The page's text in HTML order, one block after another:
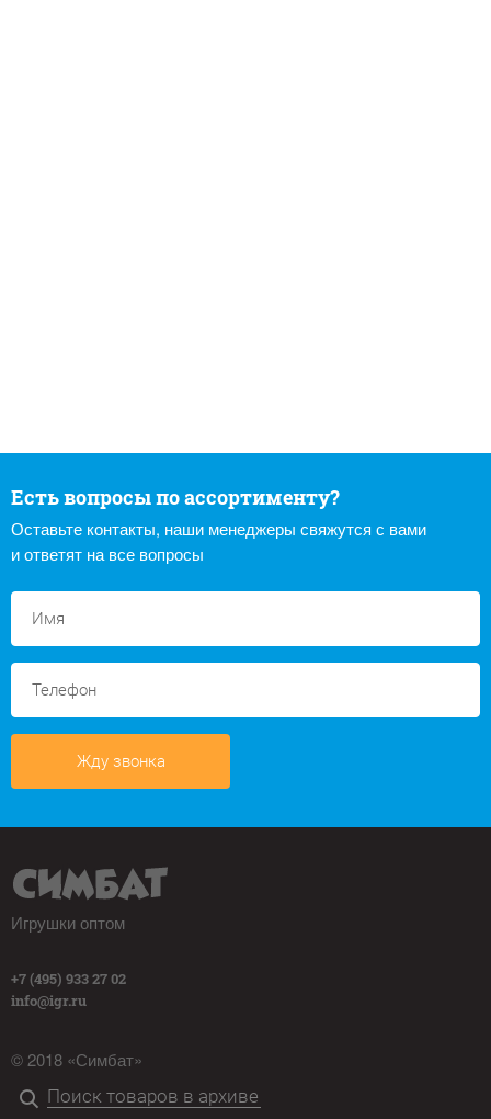
Есть вопросы по ассортименту?
Оставьте контакты, наши менеджеры свяжутся с вами
и ответят на все вопросы
Жду звонка
Игрушки оптом
+7 (495) 933 27 02
info@igr.ru
© 2018 «Симбат»